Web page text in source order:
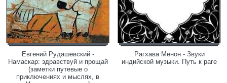
Евгений Рудашевский -
Намаскар: здравствуй и прощай
(заметки путевые о
приключениях и мыслях, в
Рагхава Менон - Звуки
индийской музыки. Путь к раге